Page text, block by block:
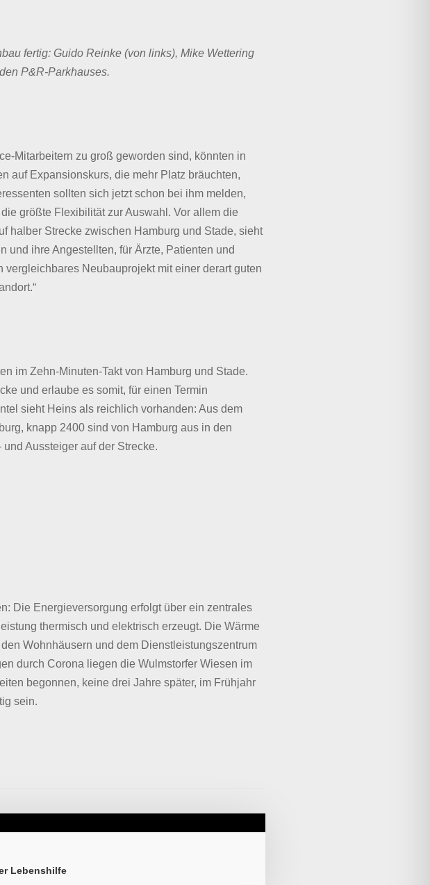
fertig: Guido Reinke (von links), Mike Wettering
P&R-Parkhauses.
Mitarbeitern zu groß geworden sind, könnten in
auf Expansionskurs, die mehr Platz bräuchten,
sollten sich jetzt schon bei ihm melden,
größte Flexibilität zur Auswahl. Vor allem die
halber Strecke zwischen Hamburg und Stade, sieht
und ihre Angestellten, für Ärzte, Patienten und
Neubauprojekt mit einer derart guten
im Zehn-Minuten-Takt von Hamburg und Stade.
und erlaube es somit, für einen Termin
sieht Heins als reichlich vorhanden: Aus dem
knapp 2400 sind von Hamburg aus in den
Aussteiger auf der Strecke.
Die Energieversorgung erfolgt über ein zentrales
thermisch und elektrisch erzeugt. Die Wärme
Wohnhäusern und dem Dienstleistungszentrum
durch Corona liegen die Wulmstorfer Wiesen im
begonnen, keine drei Jahre später, im Frühjahr
sein.
Lebenshilfe